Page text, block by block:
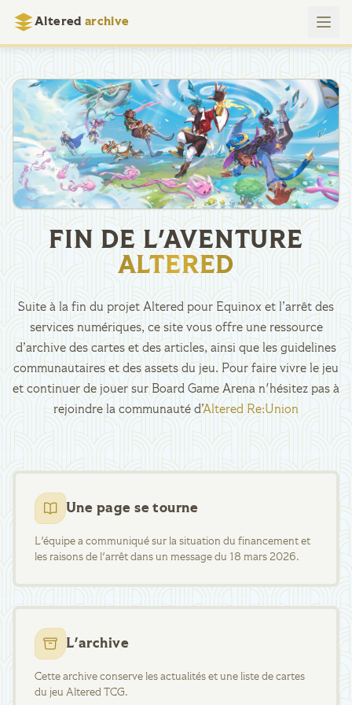
Altered archive
FIN DE L'AVENTURE
ALTERED
Suite à la fin du projet Altered pour Equinox et l’arrêt des
services numériques, ce site vous offre une ressource
d’archive des cartes et des articles, ainsi que les guidelines
communautaires et des assets du jeu. Pour faire vivre le jeu
et continuer de jouer sur Board Game Arena n'hésitez pas à
rejoindre la communauté d’Altered Re:Union
Une page se tourne
L'équipe a communiqué sur la situation du financement et
les raisons de l'arrêt dans un message du 18 mars 2026.
L'archive
Cette archive conserve les actualités et une liste de cartes
du jeu Altered TCG.